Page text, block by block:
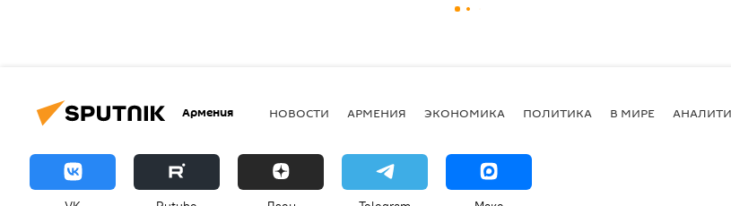
Армения НОВОСТИ АРМЕНИЯ ЭКОНОМИКА ПОЛИТИКА В МИРЕ